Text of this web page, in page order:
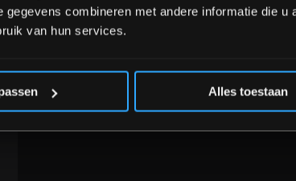
combineren met andere informatie die u
van hun services.
Alles toestaan
Over ons
Blog
Categorieën